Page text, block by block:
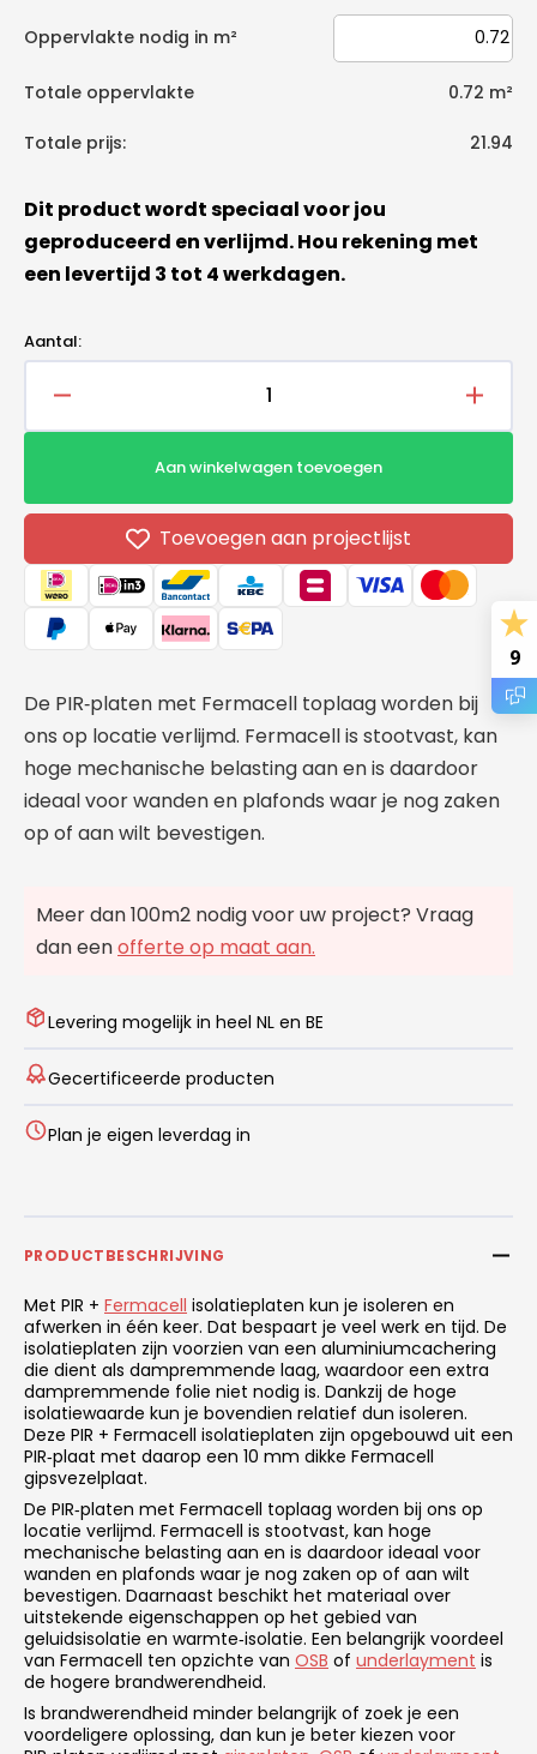
Oppervlakte nodig in m²
Totale oppervlakte 0.72 m²
Totale prijs: 21.94
Dit product wordt speciaal voor jou
geproduceerd en verlijmd. Hou rekening met
een levertijd 3 tot 4 werkdagen.
Aantal:
verlagen
Fermacell
Gipsvezelplaat
1200x600x50mm+10mm
Aantal
Aan winkelwagen toevoegen
Toevoegen aan projectlijst
De PIR‑platen met Fermacell toplaag worden bij
ons op locatie verlijmd. Fermacell is stootvast, kan
hoge mechanische belasting aan en is daardoor
ideaal voor wanden en plafonds waar je nog zaken
op of aan wilt bevestigen.
Meer dan 100m2 nodig voor uw project? Vraag
dan eenofferte op maat aan.
Levering mogelijk in heel NL en BE
Gecertificeerde producten
Plan je eigen leverdag in
PRODUCTBESCHRIJVING
Met PIR + Fermacell isolatieplaten kun je isoleren en
afwerken in één keer. Dat bespaart je veel werk en tijd. De
isolatieplaten zijn voorzien van een aluminiumcachering
die dient als dampremmende laag, waardoor een extra
dampremmende folie niet nodig is. Dankzij de hoge
isolatiewaarde kun je bovendien relatief dun isoleren.
Deze PIR + Fermacell isolatieplaten zijn opgebouwd uit een
PIR‑plaat met daarop een 10 mm dikke Fermacell
gipsvezelplaat.
De PIR‑platen met Fermacell toplaag worden bij ons op
locatie verlijmd. Fermacell is stootvast, kan hoge
mechanische belasting aan en is daardoor ideaal voor
wanden en plafonds waar je nog zaken op of aan wilt
bevestigen. Daarnaast beschikt het materiaal over
uitstekende eigenschappen op het gebied van
geluidsisolatie en warmte‑isolatie. Een belangrijk voordeel
van Fermacell ten opzichte van OSB of underlayment is
de hogere brandwerendheid.
Is brandwerendheid minder belangrijk of zoek je een
voordeligere oplossing, dan kun je beter kiezen voor
9